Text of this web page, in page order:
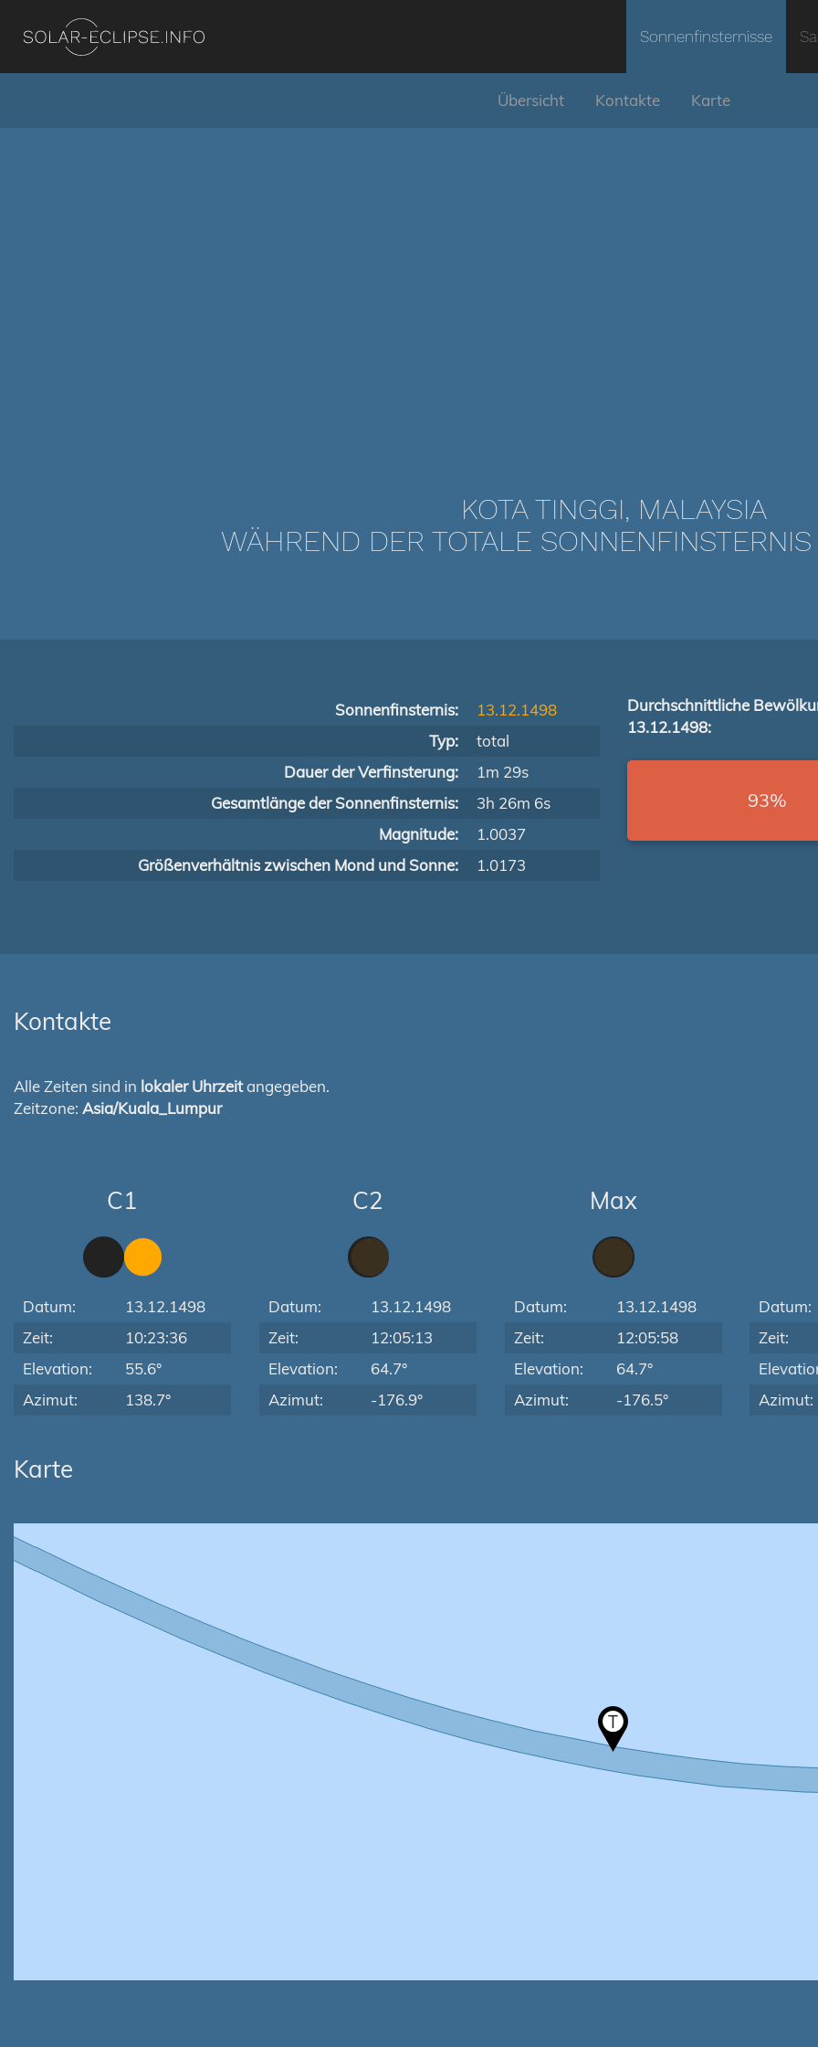
Sonnenfinsternisse
Übersicht Kontakte Karte
KOTA TINGGI, MALAYSIA
WÄHREND DER TOTALE SONNENFINSTERNIS
Sonnenfinsternis:
13.12.1498
Typ:
total
Dauer der Verfinsterung:
1m 29s
Gesamtlänge der Sonnenfinsternis:
3h 26m 6s
Magnitude:
1.0037
Größenverhältnis zwischen Mond und Sonne:
1.0173
Durchschnittliche
13.12.1498:
93%
Kontakte
Alle Zeiten sind in lokaler Uhrzeitangegeben.
Zeitzone: Asia/Kuala_Lumpur
C1
Datum:
13.12.1498
Zeit:
10:23:36
Elevation:
55.6°
Azimut:
138.7°
C2
Datum:
13.12.1498
Zeit:
12:05:13
Elevation:
64.7°
Azimut:
-176.9°
Max
Datum:
13.12.1498
Zeit:
12:05:58
Elevation:
64.7°
Azimut:
-176.5°
Datum:
Zeit:
Azimut:
Karte